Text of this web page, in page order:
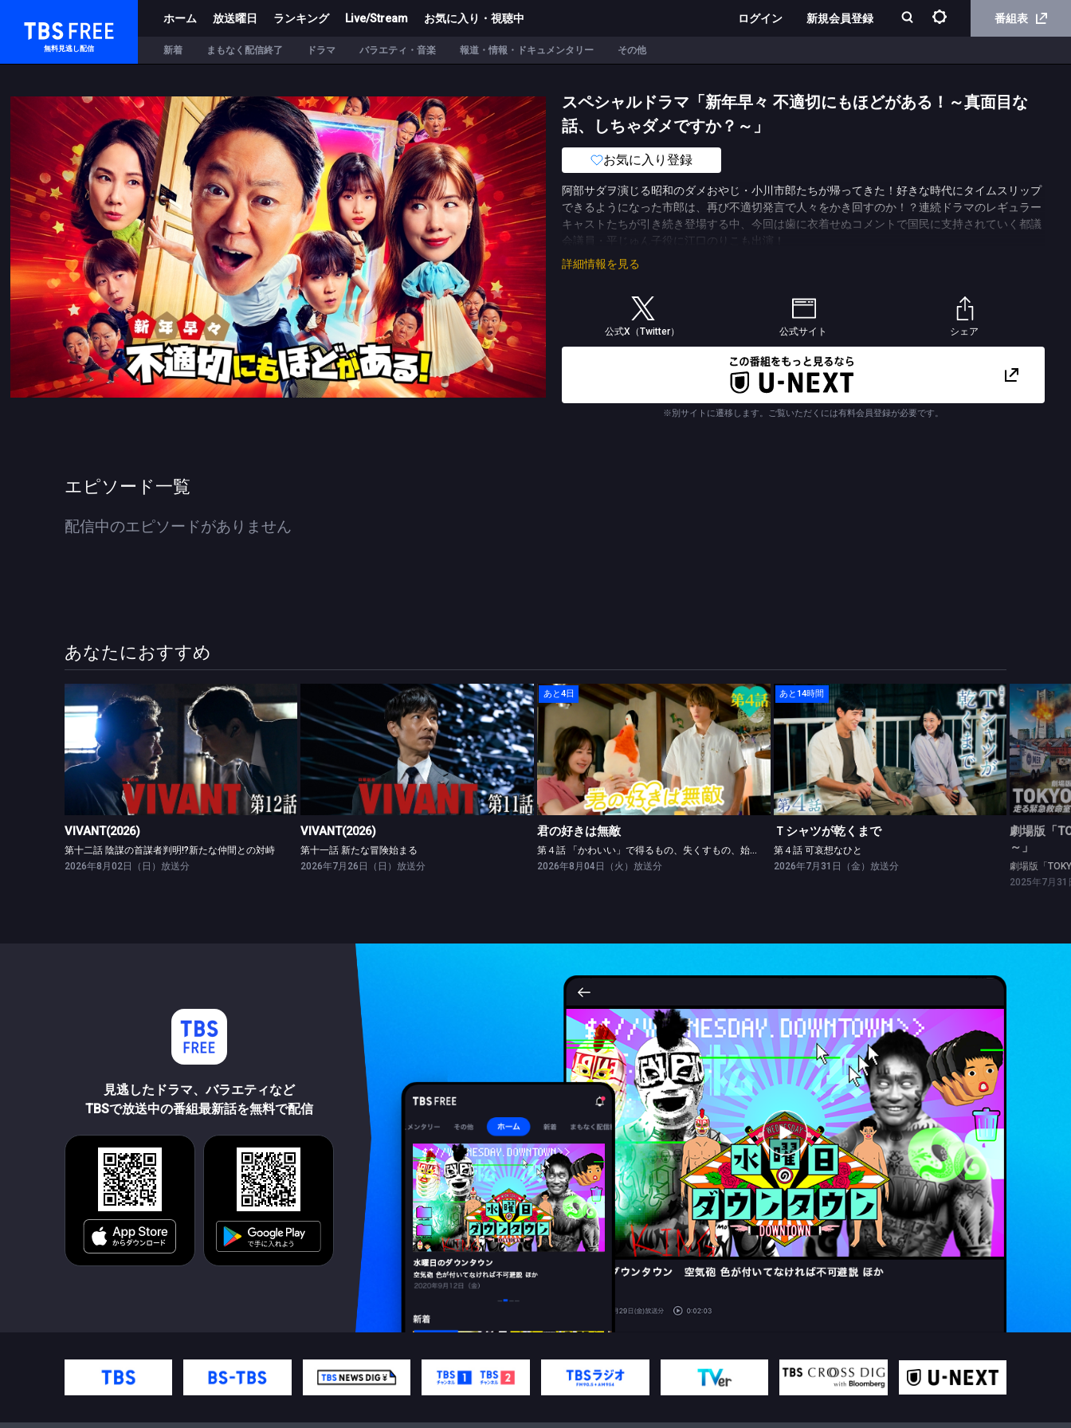
TBS FREE
無料見逃し配信
ホーム 放送曜日 ランキング Live/Stream お気に入り・視聴中 ログイン 新規会員登録 番組表
新着 まもなく配信終了 ドラマ バラエティ・音楽 報道・情報・ドキュメンタリー その他
スペシャルドラマ「新年早々 不適切にもほどがある！～真面目な
話、しちゃダメですか？～」
お気に入り登録
阿部サダヲ演じる昭和のダメおやじ・小川市郎たちが帰ってきた！好きな時代にタイムスリップ
できるようになった市郎は、再び不適切発言で人々をかき回すのか！？連続ドラマのレギュラー
キャストたちが引き続き登場する中、今回は歯に衣着せぬコメントで国民に支持されていく都議
会議員・平じゅん子役に江口のりこも出演！
【ストーリー】
２０２６年の新年――。喫茶「SCANDAL」で犬島渚（仲里依紗）がカレンダーを掛け替えてい
昌和（小野武彦）を連れて現れる。井上（８３）の技術によって生まれた“タイムトンネル”を使
い、再びやってきたのだ。
を１９８７年の夏に向かわせ、娘の純子（河合優実）と犬島ユズル（錦戸亮）との出会いを阻止
するように指示するが、運命の出会いは避けられなかった。
一方、市郎は“あの日”を思い出し１９９５年１月、阪神・淡路大震災の前日にいた。「タイムパ
ラドクスは起こさないで」と言う井上（三宅弘城）を尻目に、小川家にいる市郎を神戸に連れて
詳細情報を見る
公式X（Twitter） 公式サイト シェア
※別サイトに遷移します。ご覧いただくには有料会員登録が必要です。
エピソード一覧
配信中のエピソードがありません
あなたにおすすめ
VIVANT(2026)
第十二話 陰謀の首謀者判明!?新たな仲間との対峙
VIVANT(2026)
第十二話 陰謀の首謀者判明!?新たな仲間との対峙
2026年8月02日（日）放送分
VIVANT(2026)
第十一話 新たな冒険始まる
VIVANT(2026)
第十一話 新たな冒険始まる
2026年7月26日（日）放送分
あと4日
君の好きは無敵
第４話 「かわいい」で得るもの、失くすもの、始まる♥もの
君の好きは無敵
第４話 「かわいい」で得るもの、失くすもの、始まる♥もの
2026年8月04日（火）放送分
あと14時間
Ｔシャツが乾くまで
第４話 可哀想なひと
Ｔシャツが乾くまで
第４話 可哀想なひと
2026年7月31日（金）放送分
劇場版
劇場版
劇場版「
～」
劇場版「
2025年7月31
見逃したドラマ、バラエティなど
TBSで放送中の番組最新話を無料で配信